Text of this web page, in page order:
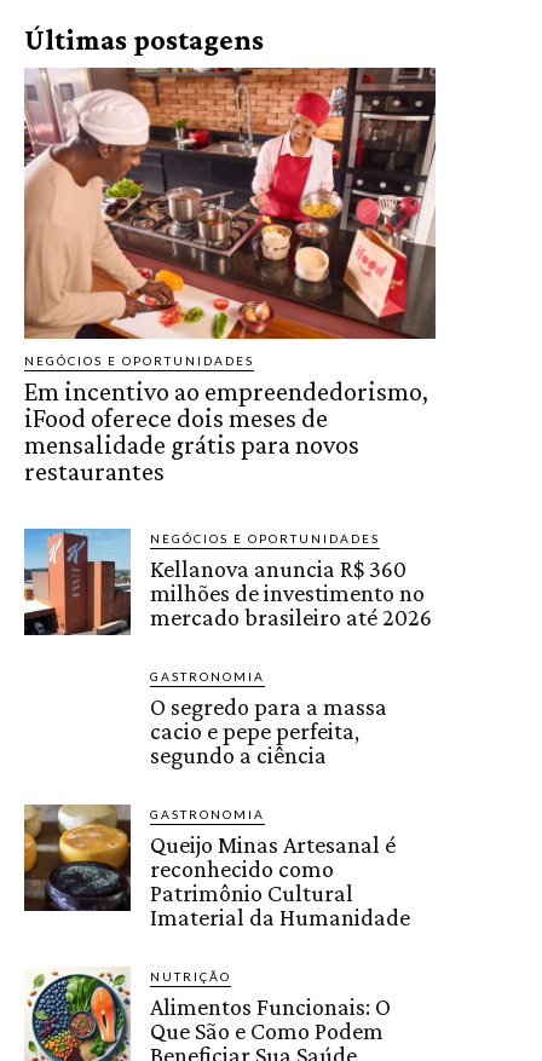
Últimas postagens
NEGÓCIOS E OPORTUNIDADES
Em incentivo ao empreendedorismo,
iFood oferece dois meses de
mensalidade grátis para novos
restaurantes
NEGÓCIOS E OPORTUNIDADES
Kellanova anuncia R$ 360
milhões de investimento no
mercado brasileiro até 2026
GASTRONOMIA
O segredo para a massa
cacio e pepe perfeita,
segundo a ciência
GASTRONOMIA
Queijo Minas Artesanal é
reconhecido como
Patrimônio Cultural
Imaterial da Humanidade
NUTRIÇÃO
Alimentos Funcionais: O
Que São e Como Podem
Beneficiar Sua Saúde